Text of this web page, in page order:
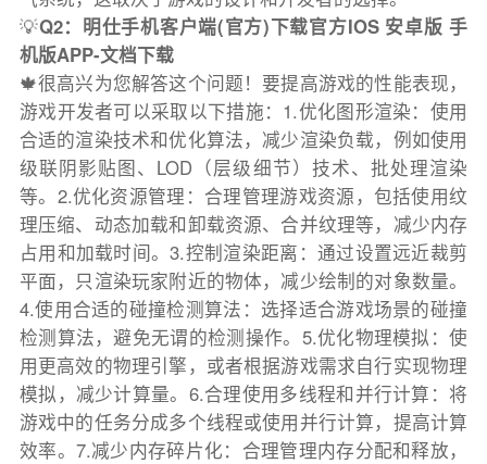
💡Q2：明仕手机客户端(官方)下载官方IOS 安卓版 手
机版APP-文档下载
🍁很高兴为您解答这个问题！要提高游戏的性能表现，
游戏开发者可以采取以下措施：1.优化图形渲染：使用
合适的渲染技术和优化算法，减少渲染负载，例如使用
级联阴影贴图、LOD（层级细节）技术、批处理渲染
等。2.优化资源管理：合理管理游戏资源，包括使用纹
理压缩、动态加载和卸载资源、合并纹理等，减少内存
占用和加载时间。3.控制渲染距离：通过设置远近裁剪
平面，只渲染玩家附近的物体，减少绘制的对象数量。
4.使用合适的碰撞检测算法：选择适合游戏场景的碰撞
检测算法，避免无谓的检测操作。5.优化物理模拟：使
用更高效的物理引擎，或者根据游戏需求自行实现物理
模拟，减少计算量。6.合理使用多线程和并行计算：将
游戏中的任务分成多个线程或使用并行计算，提高计算
效率。7.减少内存碎片化：合理管理内存分配和释放，